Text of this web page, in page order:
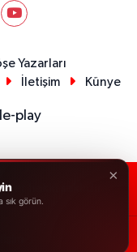
Yazarları
İletişim Künye
hakkı saklıdır.
×
sık görün.